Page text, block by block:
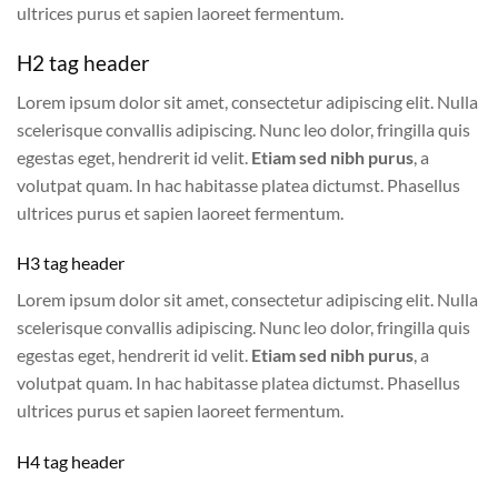
ultrices purus et sapien laoreet fermentum.
H2 tag header
Lorem ipsum dolor sit amet, consectetur adipiscing elit. Nulla
scelerisque convallis adipiscing. Nunc leo dolor, fringilla quis
egestas eget, hendrerit id velit. Etiam sed nibh purus , a
volutpat quam. In hac habitasse platea dictumst. Phasellus
ultrices purus et sapien laoreet fermentum.
H3 tag header
Lorem ipsum dolor sit amet, consectetur adipiscing elit. Nulla
scelerisque convallis adipiscing. Nunc leo dolor, fringilla quis
egestas eget, hendrerit id velit. Etiam sed nibh purus, a
volutpat quam. In hac habitasse platea dictumst. Phasellus
ultrices purus et sapien laoreet fermentum.
H4 tag header